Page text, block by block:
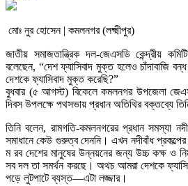
মোঃ নুর হোসেন | কমলনগর (লক্ষ্মীপুর)
জাতীয় সমাজতান্ত্রিক দল-জেএসডি কেন্দ্রীয়
বলেছেন, “দেশ ফ্যাসিবাদ মুক্ত হলেও চাঁদাবাজি
দেশকে ফ্যাসিবাদ মুক্ত করেছি?”
বুধবার (৫ আগস্ট) বিকেলে কমলনগর উপজেলা
দিবস উপলক্ষে পথসভায় প্রধান অতিথির বক্তব্যে
তিনি বলেন, রামগতি-কমলনগরের প্রধান সমস্যা
সমাধানে কেউ গুরুত্ব দেননি। এখন নদীবাঁধ
ম রব দেশের মানুষের উন্নয়নের জন্য উচ্চ কক্ষ ও
সব দল তা সমর্থন করছে। অথচ আমরা দেশকে
পড়ে লুটপাটে ব্যস্ত—এটা লজ্জার।